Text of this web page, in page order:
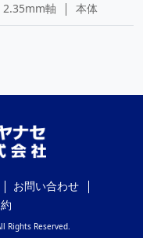
2.35mm軸 本体
お問い合わせ
Rights Reserved.